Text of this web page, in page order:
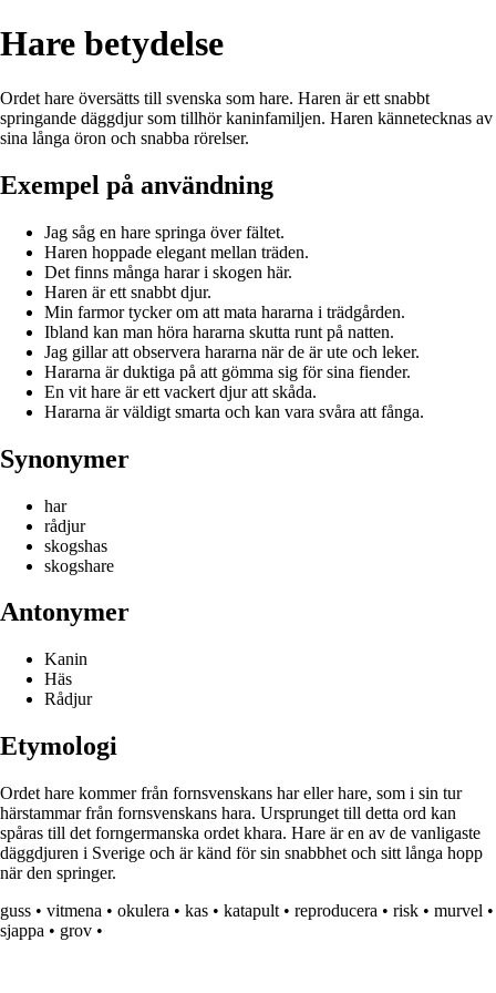
Hare betydelse
Ordet hare översätts till svenska som hare. Haren är ett snabbt
springande däggdjur som tillhör kaninfamiljen. Haren kännetecknas av
sina långa öron och snabba rörelser.
Exempel på användning
Jag såg en hare springa över fältet.
Haren hoppade elegant mellan träden.
Det finns många harar i skogen här.
Haren är ett snabbt djur.
Min farmor tycker om att mata hararna i trädgården.
Ibland kan man höra hararna skutta runt på natten.
Jag gillar att observera hararna när de är ute och leker.
Hararna är duktiga på att gömma sig för sina fiender.
En vit hare är ett vackert djur att skåda.
Hararna är väldigt smarta och kan vara svåra att fånga.
Synonymer
har
rådjur
skogshas
skogshare
Antonymer
Kanin
Häs
Rådjur
Etymologi
Ordet hare kommer från fornsvenskans har eller hare, som i sin tur
härstammar från fornsvenskans hara. Ursprunget till detta ord kan
spåras till det forngermanska ordet khara. Hare är en av de vanligaste
däggdjuren i Sverige och är känd för sin snabbhet och sitt långa hopp
när den springer.
guss • vitmena • okulera • kas • katapult • reproducera • risk • murvel •
sjappa • grov •